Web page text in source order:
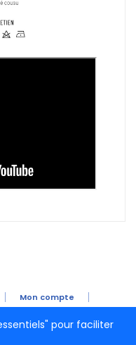
Mon compte
pour faciliter